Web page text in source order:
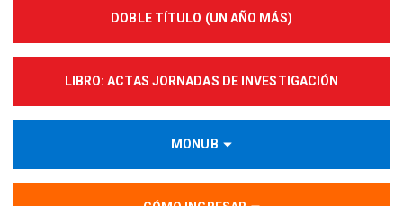
DOBLE TÍTULO (UN AÑO MÁS)
LIBRO: ACTAS JORNADAS DE INVESTIGACIÓN
MONUB